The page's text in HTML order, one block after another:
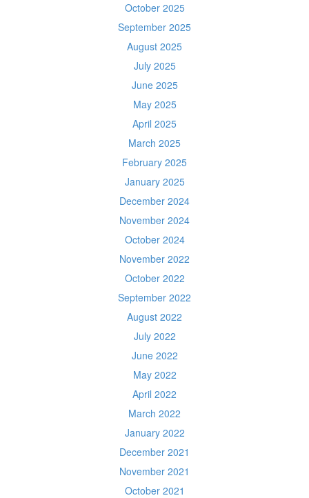
October 2025
September 2025
August 2025
July 2025
June 2025
May 2025
April 2025
March 2025
February 2025
January 2025
December 2024
November 2024
October 2024
November 2022
October 2022
September 2022
August 2022
July 2022
June 2022
May 2022
April 2022
March 2022
January 2022
December 2021
November 2021
October 2021